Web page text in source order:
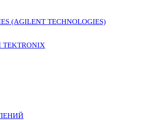
(AGILENT TECHNOLOGIES)